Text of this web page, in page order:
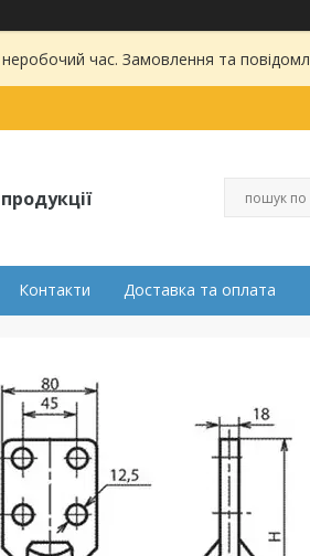
неробочий час. Замовлення та
Контакти Доставка та оплата